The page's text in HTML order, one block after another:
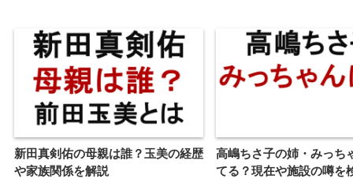
新田真剣佑の母親は誰？玉美の経歴
や家族関係を解説
高嶋ちさ子の姉・みっち
てる？現在や施設の噂を